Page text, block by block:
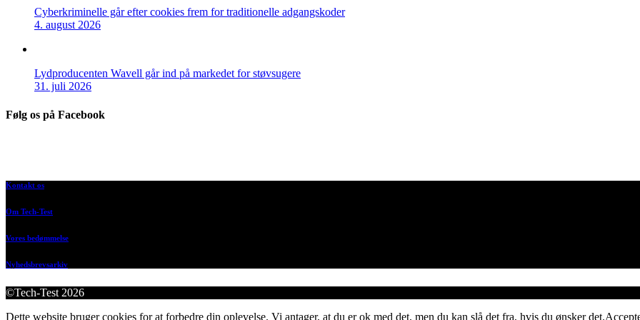
Cyberkriminelle går efter cookies frem for traditionelle adgangskoder
4. august 2026
Lydproducenten Wavell går ind på markedet for støvsugere
31. juli 2026
Følg os på Facebook
Kontakt os
Om Tech-Test
Vores bedømmelse
Nyhedsbrevsarkiv
©Tech-Test 2026
Dette website bruger cookies for at forbedre din oplevelse. Vi antager, at du er ok med det, men du kan slå det fra, hvis du ønsker det.